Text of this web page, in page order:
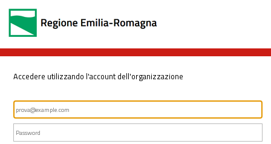
Accedere utilizzando l'account dell'organizzazione